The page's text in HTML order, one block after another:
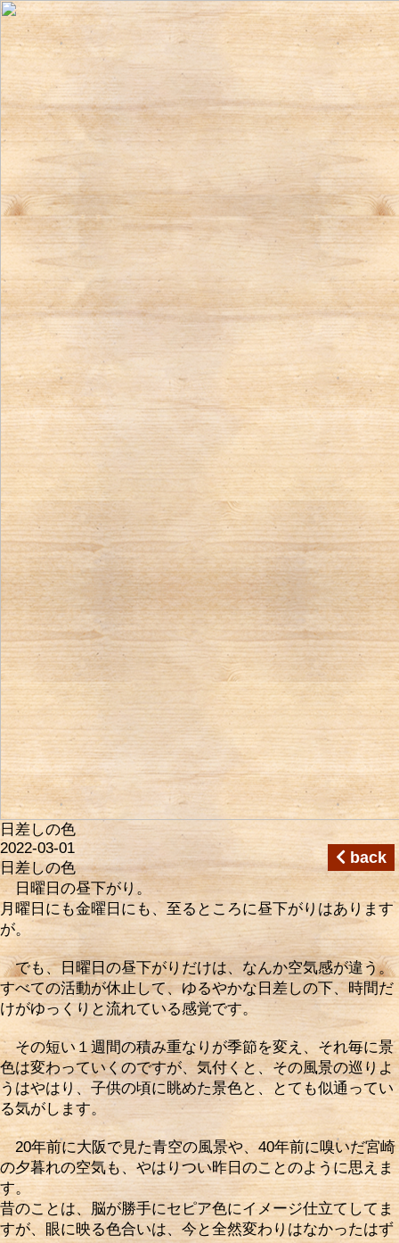
日差しの色
2022-03-01
日差しの色
back
日曜日の昼下がり。
月曜日にも金曜日にも、至るところに昼下がりはあります
が。
でも、日曜日の昼下がりだけは、なんか空気感が違う。
すべての活動が休止して、ゆるやかな日差しの下、時間だ
けがゆっくりと流れている感覚です。
その短い１週間の積み重なりが季節を変え、それ毎に景
色は変わっていくのですが、気付くと、その風景の巡りよ
うはやはり、子供の頃に眺めた景色と、とても似通ってい
る気がします。
20年前に大阪で見た青空の風景や、40年前に嗅いだ宮崎
の夕暮れの空気も、やはりつい昨日のことのように思えま
す。
昔のことは、脳が勝手にセピア色にイメージ仕立てしてま
すが、眼に映る色合いは、今と全然変わりはなかったはず